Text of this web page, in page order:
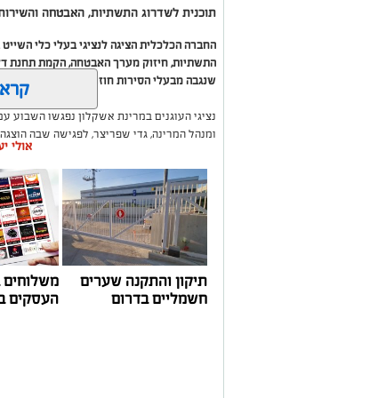
תוכנית לשדרוג התשתיות, האבטחה
החברה הכלכלית הציגה לנציגי בעלי כלי
התשתיות, חיזוק מערך האבטחה, הקמת תחנת
שנגבה מבעלי הסירות חוזר בחזרה אליהם
נציגי העוגנים במרינת אשקלון נפגשו
ומנהל המרינה, גדי שפריצר, לפגישה שבה
השקעה בתשתיות, בביטחון, בשירותים
במהלך הפגישה עודכנו נציגי העוגנים, אולס
העגינה לא עודכנו, למרות מספר עדכונים
התחשבות בעוגנים בתקופת המלחמה ואי
הודגש כי גם לאחר העדכון תמשיך מרינת
בישראל, כשההכנסות ישמשו להשקעה חוזרת
לרווחת בעלי כלי השייט.
אולי
תיקון והתקנה שערים
חשמליים בדרום
משלוחים
העסקים